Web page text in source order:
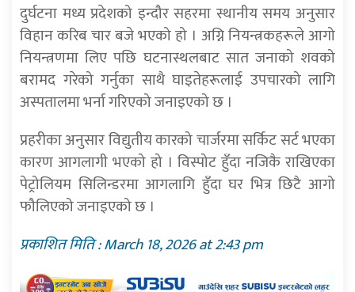
दुर्घटना मध्य प्रदेशको इन्दौर सहरमा स्थानीय समय अनुसार
विहान करिब चार बजे भएको हो । अग्नि नियन्त्रकहरूले आगो
नियन्त्रणमा लिए पछि घटनास्थलबाट सात जनाको शवको
बरामद गरेको गर्नुका साथै घाइतेहरूलाई उपचारको लागि
अस्पतालमा भर्ना गरिएको जनाइएको छ ।
प्रहरीका अनुसार विद्युतीय कारको चार्जरमा सर्किट सर्ट भएका
कारण आगलागी भएको हो । विस्पोट हुँदा नजिकै राखिएका
पेट्रोलियम सिलिन्डरमा आगलागि हुँदा घर भित्र छिटै आगो
फौलिएको जनाइएको छ ।
प्रकाशित मिति : March 18, 2026 at 2:43 pm